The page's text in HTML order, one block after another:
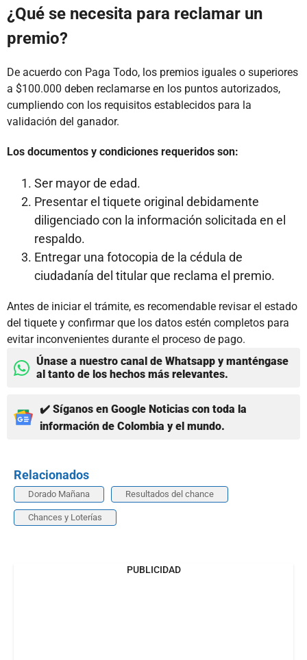
¿Qué se necesita para reclamar un
premio?
De acuerdo con Paga Todo, los premios iguales o superiores
a $100.000 deben reclamarse en los puntos autorizados,
cumpliendo con los requisitos establecidos para la
validación del ganador.
Los documentos y condiciones requeridos son:
Ser mayor de edad.
Presentar el tiquete original debidamente
diligenciado con la información solicitada en el
respaldo.
Entregar una fotocopia de la cédula de
ciudadanía del titular que reclama el premio.
Antes de iniciar el trámite, es recomendable revisar el estado
del tiquete y confirmar que los datos estén completos para
evitar inconvenientes durante el proceso de pago.
Únase a nuestro canal de Whatsapp y manténgase
al tanto de los hechos más relevantes.
✔️ Síganos en Google Noticias con toda la
información de Colombia y el mundo.
Relacionados
Dorado Mañana Resultados del chance
Chances y Loterías
PUBLICIDAD